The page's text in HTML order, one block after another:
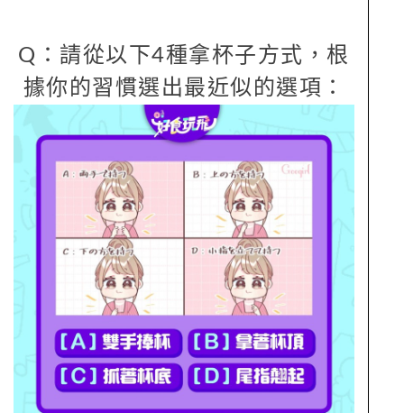
Q：請從以下4種拿杯子方式，根
據你的習慣選出最近似的選項：